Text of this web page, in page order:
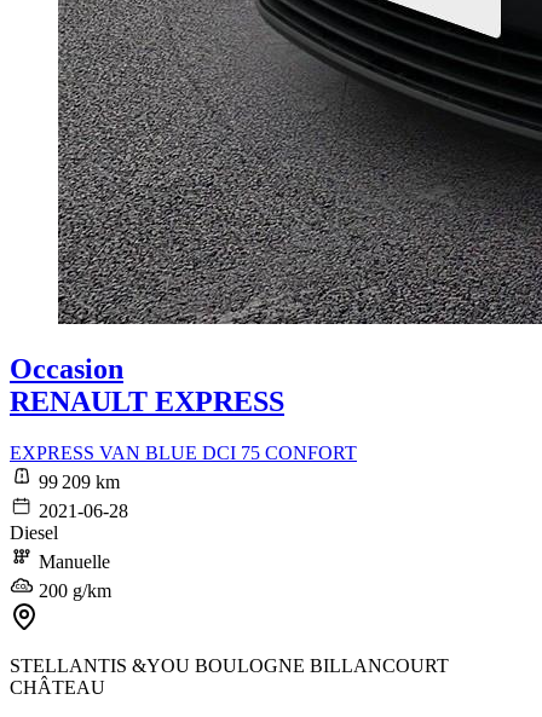
Occasion
RENAULT EXPRESS
EXPRESS VAN BLUE DCI 75 CONFORT
99 209 km
2021-06-28
Diesel
Manuelle
200 g/km
STELLANTIS &YOU BOULOGNE BILLANCOURT
CHÂTEAU